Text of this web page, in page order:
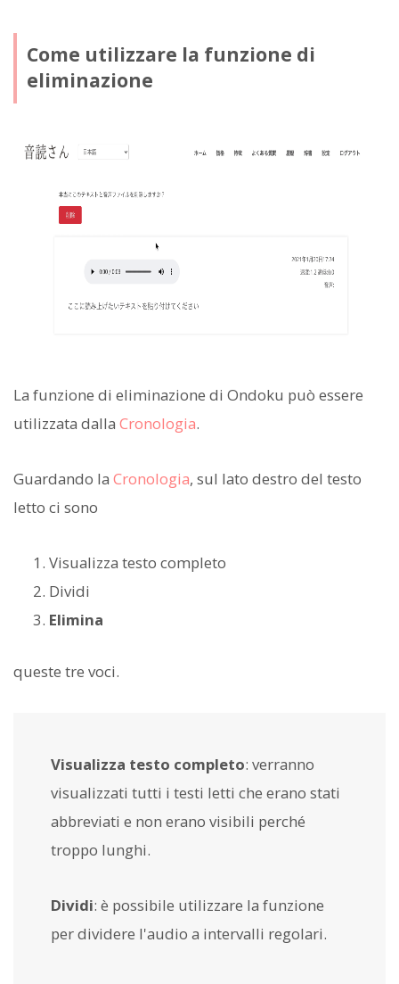
Come utilizzare la funzione di
eliminazione
La funzione di eliminazione di Ondoku può essere
utilizzata dalla Cronologia.
Guardando la Cronologia, sul lato destro del testo
letto ci sono
Visualizza testo completo
Dividi
Elimina
queste tre voci.
Visualizza testo completo: verranno
visualizzati tutti i testi letti che erano stati
abbreviati e non erano visibili perché
troppo lunghi.
Dividi: è possibile utilizzare la funzione
per dividere l'audio a intervalli regolari.